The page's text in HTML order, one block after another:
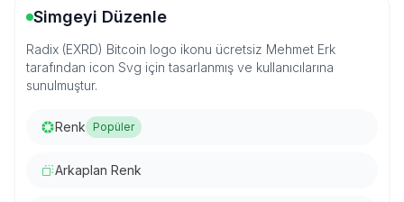
Simgeyi Düzenle
Radix (EXRD) Bitcoin logo ikonu ücretsiz Mehmet Erk
tarafından icon Svg için tasarlanmış ve kullanıcılarına
sunulmuştur.
Renk Popüler
Arkaplan Renk